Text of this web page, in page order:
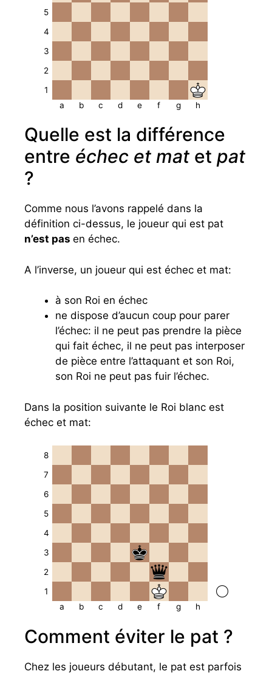
5
4
3
2
1
a
b c d e f g h
Quelle est la différence
entre échec et mat et pat
?
Comme nous l’avons rappelé dans la
définition ci-dessus, le joueur qui est pat
n’est pas en échec.
A l’inverse, un joueur qui est échec et mat:
à son Roi en échec
ne dispose d’aucun coup pour parer
l’échec: il ne peut pas prendre la pièce
qui fait échec, il ne peut pas interposer
de pièce entre l’attaquant et son Roi,
son Roi ne peut pas fuir l’échec.
Dans la position suivante le Roi blanc est
échec et mat:
8
7
6
5
4
3
2
1
a
b c d e f g h
Comment éviter le pat ?
Chez les joueurs débutant, le pat est parfois